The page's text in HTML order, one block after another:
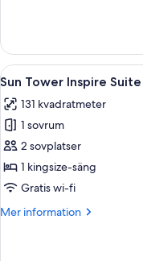
King+Breakfast
for
Club
Kitchen
2nd
session]
Tower
Accessible
King+Breakfast
for
2(9:00~10:30am)+Wellness
Club
Öppna
alla
foton
för
Sun
Tower
Inspire
5
Sun Tower Inspire Suite
131 kvadratmeter
1 sovrum
2 sovplatser
1 kingsize-säng
Gratis wi-fi
Mer information
Mer